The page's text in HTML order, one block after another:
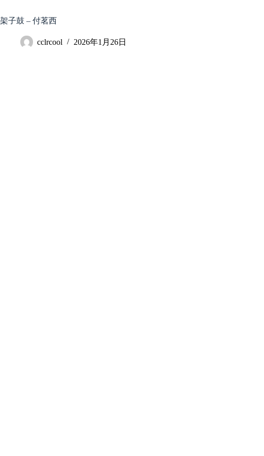
至
内
架子鼓 – 付茗西
cclrcool 2026年1月26日